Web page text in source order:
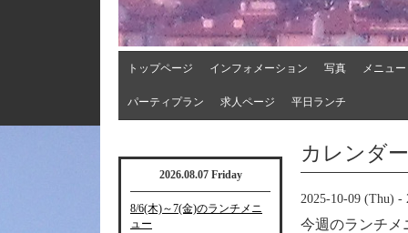
トップページ インフォメーション 写真 メニュー
パーティプラン 求人ページ 平日ランチ
カレンダー
2025-10-09 (Thu) -
今週のランチメ
2026.08.07 Friday
8/6(木)～7(金)のランチメニ
ュー